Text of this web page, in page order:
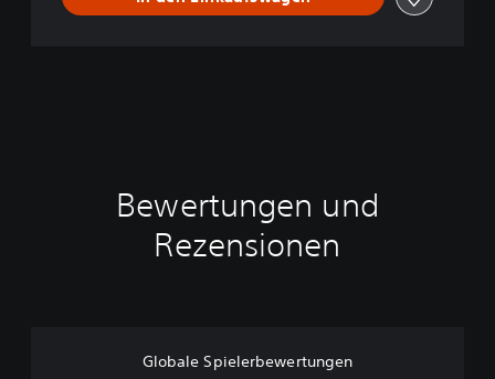
Bewertungen und
Rezensionen
Globale Spielerbewertungen